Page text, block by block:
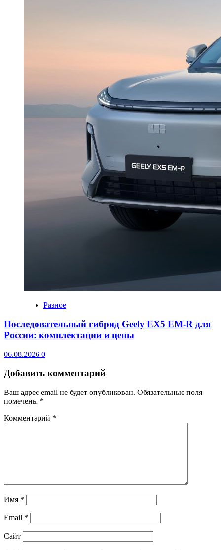
Разное
Последовательный гибрид Geely EX5 EM-R для
России: комплектации и цены
06.08.2026 0
Добавить комментарий
Ваш адрес email не будет опубликован. Обязательные поля
помечены *
Комментарий *
Имя *
Email *
Сайт